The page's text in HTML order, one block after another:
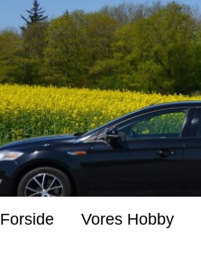
Forside Vores Hobby